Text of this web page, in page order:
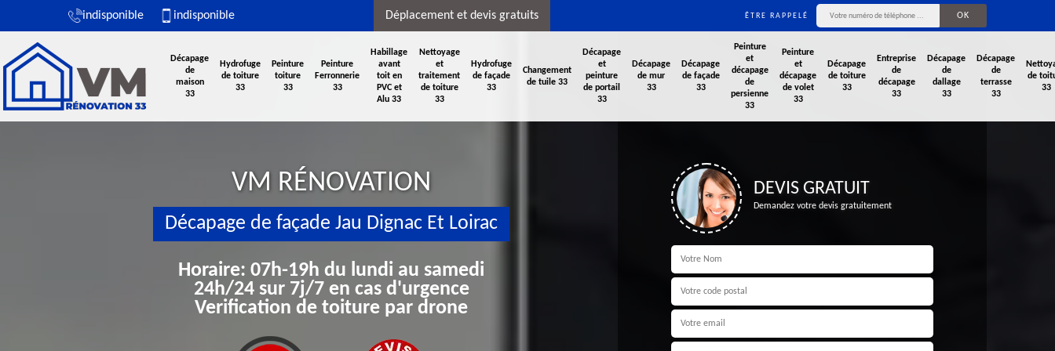
indisponible indisponible Déplacement et devis gratuits ÊTRE RAPPELÉ
Décapage
de
maison
33
Hydrofuge
de toiture
33
Peinture
toiture
33
Peinture
Ferronnerie
33
Habillage
avant
toit en
PVC et
Alu 33
Nettoyage
et
traitement
de toiture
33
Hydrofuge
de façade
33
Changement
de tuile 33
Décapage
et
peinture
de portail
33
Décapage
de mur
33
Décapage
de façade
33
Peinture
et
décapage
de
persienne
33
Peinture
et
décapage
de volet
33
Décapage
de toiture
33
Entreprise
de
décapage
33
Décapage
de
dallage
33
Décapage
de
terrasse
33
de
33
VM RÉNOVATION
Décapage de façade Jau Dignac Et Loirac
Horaire: 07h-19h du lundi au samedi
24h/24 sur 7j/7 en cas d'urgence
Verification de toiture par drone
DEVIS GRATUIT
Demandez votre devis gratuitement